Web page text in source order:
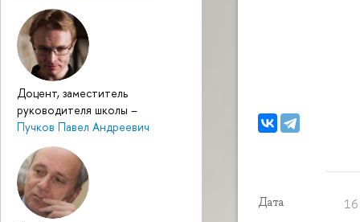
Доцент, заместитель
руководителя школы –
Пучков Павел Андреевич
Дата 16